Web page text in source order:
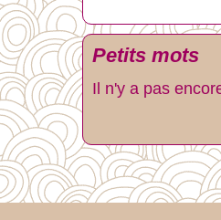
Petits mots
Il n'y a pas